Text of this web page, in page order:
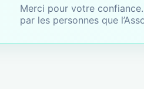
Merci pour votre
par les personnes que